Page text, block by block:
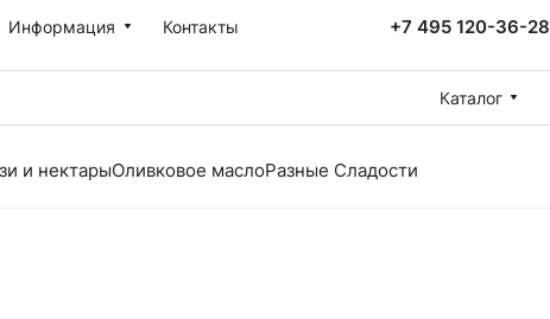
Информация Контакты +7 495 120-36-28
Каталог
и нектарыОливковое маслоРазные Сладости